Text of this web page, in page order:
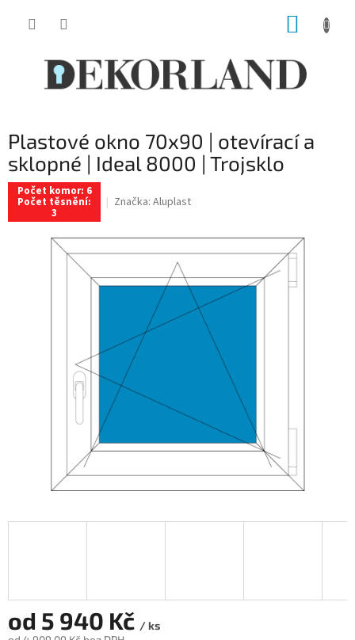
Plastové okno 70x90 | otevírací a
sklopné | Ideal 8000 | Trojsklo
Počet komor: 6
Počet těsnění:
3
Značka: Aluplast
od 5 940 Kč / ks